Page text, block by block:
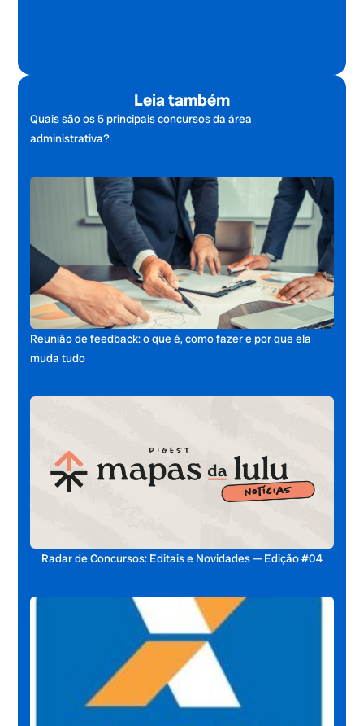
Leia também
Quais são os 5 principais concursos da área
administrativa?
Reunião de feedback: o que é, como fazer e por que ela
muda tudo
Radar de Concursos: Editais e Novidades — Edição #04